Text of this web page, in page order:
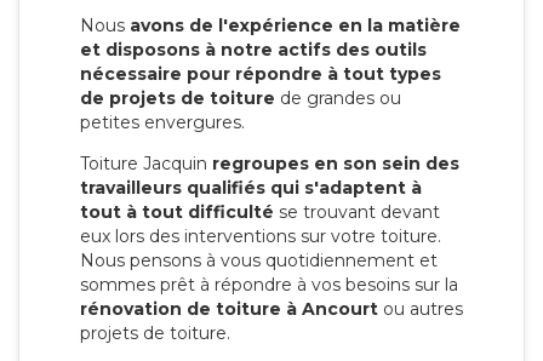
Nous avons de l'expérience en la matière
et disposons à notre actifs des outils
nécessaire pour répondre à tout types
de projets de toiture de grandes ou
petites envergures.
Toiture Jacquin regroupes en son sein des
travailleurs qualifiés qui s'adaptent à
tout à tout difficulté se trouvant devant
eux lors des interventions sur votre toiture.
Nous pensons à vous quotidiennement et
sommes prêt à répondre à vos besoins sur la
rénovation de toiture à Ancourt ou autres
projets de toiture.